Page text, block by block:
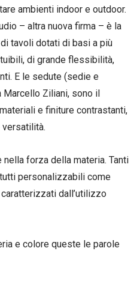
ambienti indoor e outdoor.
– altra nuova firma – è la
tavoli dotati di basi a più
di grande flessibilità,
E le sedute (sedie e
Ziliani, sono il
e finiture contrastanti,
forza della materia. Tanti
personalizzabili come
dall’utilizzo
e colore queste le parole